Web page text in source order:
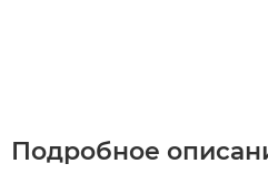
Подробное